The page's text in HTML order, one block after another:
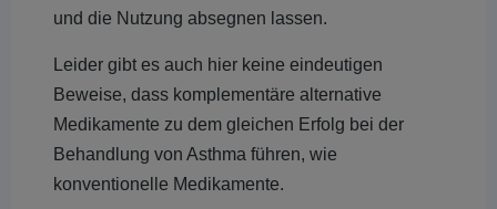
und die Nutzung absegnen lassen.
Leider gibt es auch hier keine eindeutigen
Beweise, dass komplementäre alternative
Medikamente zu dem gleichen Erfolg bei der
Behandlung von Asthma führen, wie
konventionelle Medikamente.